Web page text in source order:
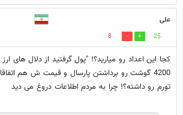
علی
25
8
4200 گوشت رو برداشتن پارسال و قیمت ش هم
تورم رو داشته؟! چرا به مردم اطلاعات دروغ می دید